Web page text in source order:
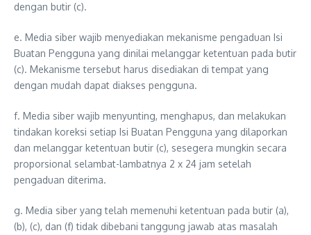
dengan butir (c).
e. Media siber wajib menyediakan mekanisme pengaduan Isi
Buatan Pengguna yang dinilai melanggar ketentuan pada butir
(c). Mekanisme tersebut harus disediakan di tempat yang
dengan mudah dapat diakses pengguna.
f. Media siber wajib menyunting, menghapus, dan melakukan
tindakan koreksi setiap Isi Buatan Pengguna yang dilaporkan
dan melanggar ketentuan butir (c), sesegera mungkin secara
proporsional selambat-lambatnya 2 x 24 jam setelah
pengaduan diterima.
g. Media siber yang telah memenuhi ketentuan pada butir (a),
(b), (c), dan (f) tidak dibebani tanggung jawab atas masalah